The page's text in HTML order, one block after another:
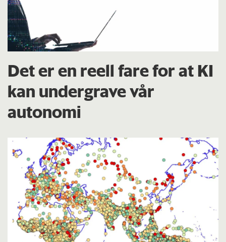
Det er en reell fare for at KI
kan undergrave vår
autonomi